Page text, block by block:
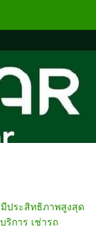
ประสิทธิภาพสูงสุด
การ เช่ารถ